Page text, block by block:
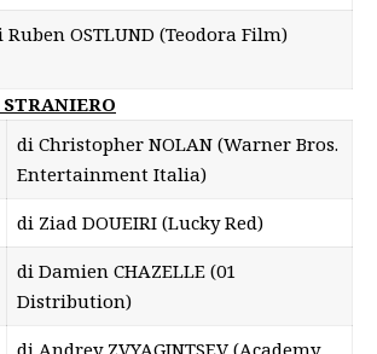
Ruben OSTLUND (Teodora Film)
di Christopher NOLAN (Warner Bros.
Entertainment Italia)
di Ziad DOUEIRI (Lucky Red)
di Damien CHAZELLE (01
Distribution)